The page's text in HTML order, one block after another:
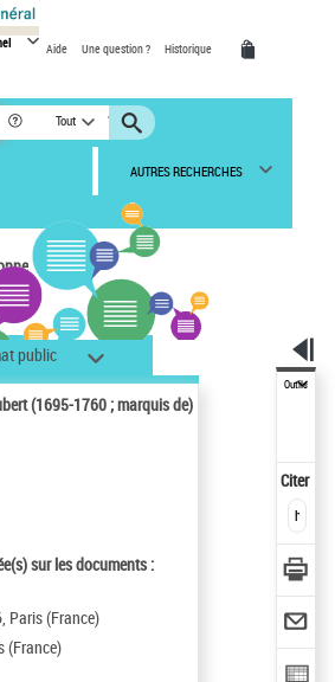
Aide Une question ? Historique
Tout
AUTRES RECHERCHES
public
(1695-1760 ; marquis de)
sur les documents :
Paris (France)
(France)
Outils
Citer